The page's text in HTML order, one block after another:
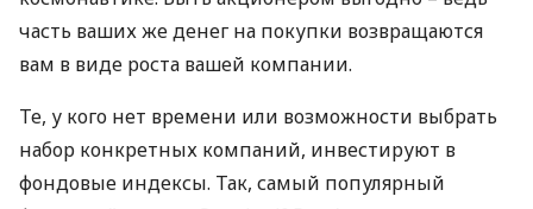
часть ваших же денег на покупки возвращаются
вам в виде роста вашей компании.
Те, у кого нет времени или возможности выбрать
набор конкретных компаний, инвестируют в
фондовые индексы. Так, самый популярный